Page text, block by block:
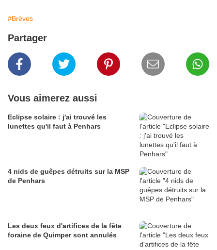
#Brèves
Partager
Vous aimerez aussi
Eclipse solaire : j'ai trouvé les
lunettes qu'il faut à Penhars
4 nids de guêpes détruits sur la MSP
de Penhars
Les deux feux d'artifices de la fête
foraine de Quimper sont annulés